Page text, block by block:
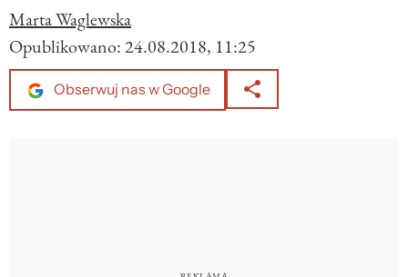
Marta Waglewska
Opublikowano:24.08.2018, 11:25
Obserwuj nas w Google